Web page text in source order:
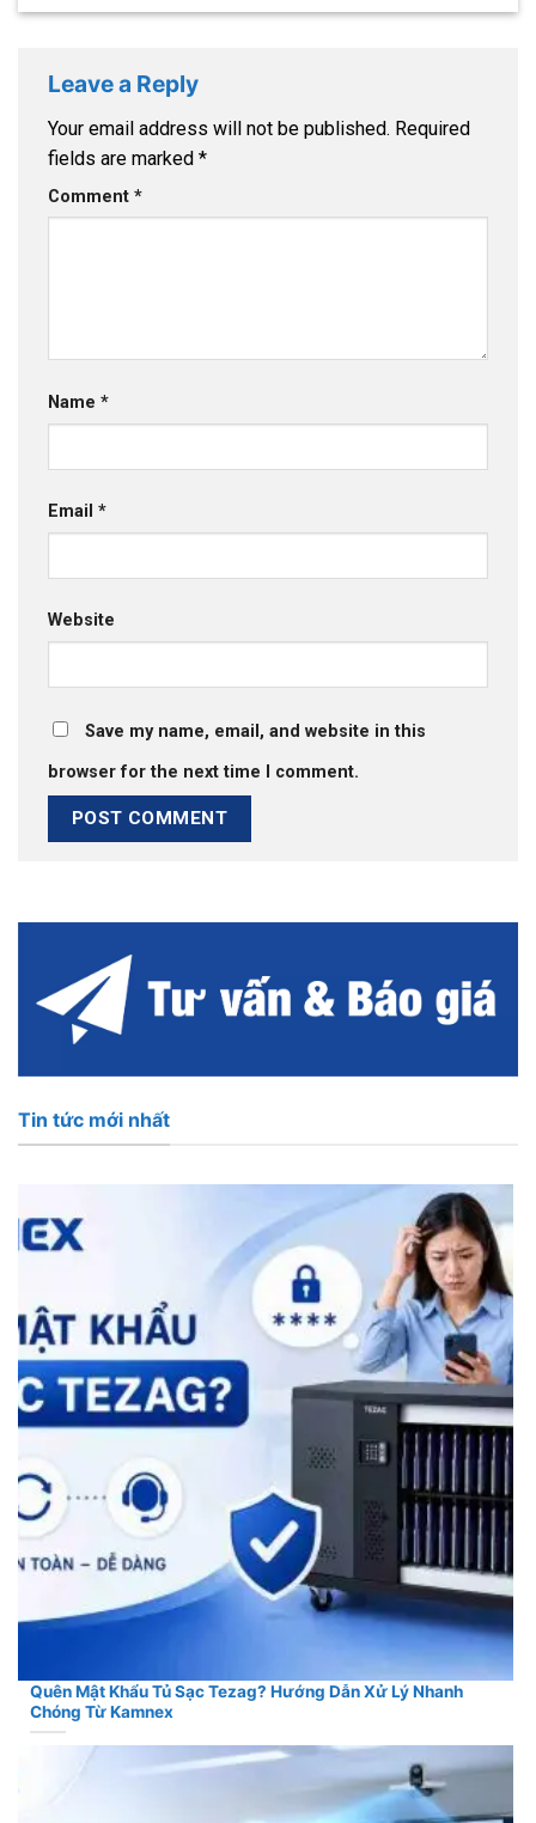
Leave a Reply
Your email address will not be published. Required
fields are marked *
Comment *
Name *
Email *
Website
Save my name, email, and website in this
browser for the next time I comment.
Tin tức mới nhất
Quên Mật Khẩu Tủ Sạc Tezag? Hướng Dẫn Xử Lý Nhanh
Chóng Từ Kamnex